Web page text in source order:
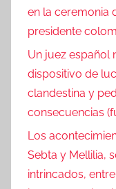
en la ceremonia
presidente
Un juez español
dispositivo de
clandestina y
consecuencias
Los
Sebta y Mellilia,
intrincados,